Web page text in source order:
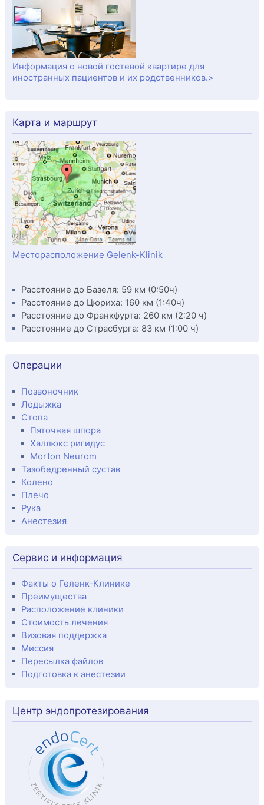
Информация о новой гостевой квартире для
иностранных пациентов и их родственников.>
Карта и маршрут
Месторасположение Gelenk-Klinik
Расстояние до Базеля: 59 км (0:50ч)
Расстояние до Цюриха: 160 км (1:40ч)
Расстояние до Франкфурта: 260 км (2:20 ч)
Расстояние до Страсбурга: 83 км (1:00 ч)
Операции
Позвоночник
Лодыжка
Стопа
Пяточная шпора
Халлюкс ригидус
Morton Neurom
Тазобедренный сустав
Колено
Плечо
Рука
Анестезия
Сервис и информация
Факты о Геленк-Клинике
Преимущества
Расположение клиники
Стоимость лечения
Визовая поддержка
Миссия
Пересылка файлов
Подготовка к анестезии
Центр эндопротезирования